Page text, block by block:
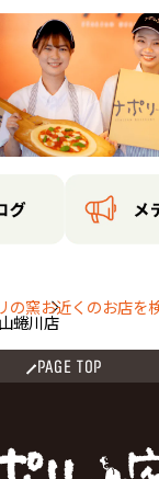
山室
吉岡
若竹町１丁
若竹町３丁
若竹町５
の窯お近くのお店を
蜷川店
PAGE TOP